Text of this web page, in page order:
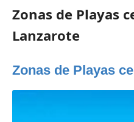
Zonas de Playas
Lanzarote
Zonas de Playas